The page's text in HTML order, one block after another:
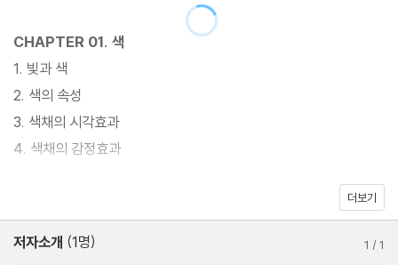
CHAPTER 01. 색
1. 빛과 색
2. 색의 속성
3. 색채의 시각효과
4. 색채의 감정효과
2. 서양의 색채
더보기
저자소개 (1명) 1 /1